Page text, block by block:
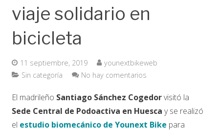
viaje solidario en
bicicleta
11 septiembre, 2019
younextbikeweb
Sin categoría
No hay comentarios
El madrileño Santiago Sánchez Cogedorvisitó la
Sede Central de Podoactiva en Huesca y se realizó
el estudio biomecánico de Younext Bike para